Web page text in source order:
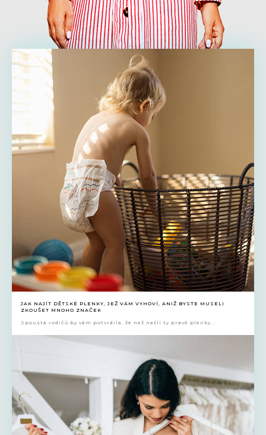
JAK NAJÍT DĚTSKÉ PLENKY, JEŽ VÁM VYHOVÍ, ANIŽ BYSTE MUSELI
ZKOUŠET MNOHO ZNAČEK
Spousta rodičů by vám potvrdila, že než našli ty pravé plenky...